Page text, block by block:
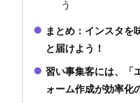
う
まとめ：インスタを
と届けよう！
習い事集客には、「
ォーム作成が効率化